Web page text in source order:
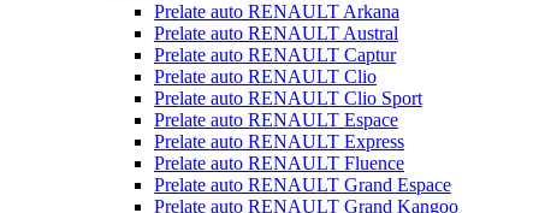
Prelate auto RENAULT Arkana
Prelate auto RENAULT Austral
Prelate auto RENAULT Captur
Prelate auto RENAULT Clio
Prelate auto RENAULT Clio Sport
Prelate auto RENAULT Espace
Prelate auto RENAULT Express
Prelate auto RENAULT Fluence
Prelate auto RENAULT Grand Espace
Prelate auto RENAULT Grand Kangoo